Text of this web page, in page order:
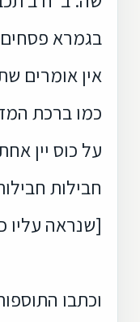
בגמרא
אין אומרים
כמו ברכת
על כוס יין
חבילות
[שנראה עליו
וכתבו